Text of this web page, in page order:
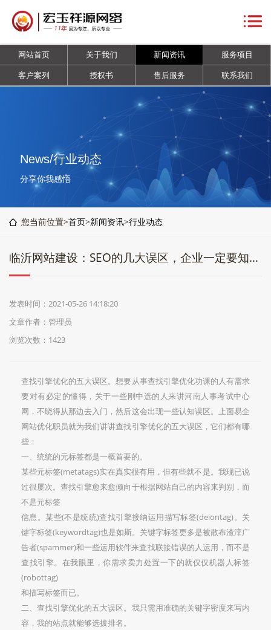
站
首
关
于
新
列
书
后
联
网站首页 关于我们 新闻资讯
服务项目
客户案列
授权书 售后服务 联系我们
News/行业动态
分享你我感悟
您当前位置>首页>新闻资讯>行业动态
临沂网站建设：SEO的几大误区，企业一定要知道的几个问题
发表时间：2021-05-26 14:18:20
文章作者：管理员
浏览次数：1423
查找引擎优化的五大误区。想要从事查找引擎优化功课的人有需求
要对有必定的懂得，关于一些刚中选的人来讲河南人事考试中心
网，不晓得从那边去入门，然后这会出现一些认知误区。上面易企
网站优化职员就为我们讲讲查找引擎优化的五大误区，它们都有哪
些：
一、统统的元标签都是一概首要的。
某些元标签(metatags)实在真实很有用，但有些就不是。我现已说
过很屡次。查找引擎愈来愈倾向于根据网站自己的内容来判别，而
不是元标签
信息。某些(不是统统)查找引擎接纳运用描写标签(deiontag)。关
键字标签(keywordtag)也是如斯。关键字标签更多是被散布渣滓广
告者(spammer)和一些运用软件来查找联接错误的人运用，而不是
查找引擎。在我眼里，你需求卖力处置一下的就仅仅机器人标签
(robottag)
和描写标签而已。
二、查找引擎优化的五大误区。我只需用准确的关键字密度来写内
容，我的站点就能够选拔排名。